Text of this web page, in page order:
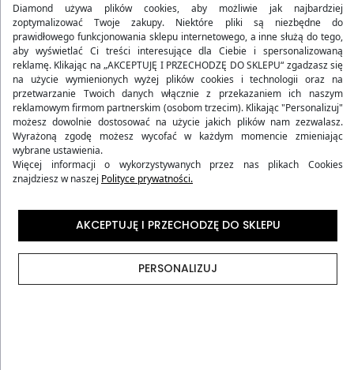
WALIZKA KABINOWA MIĘKKA
Z CODURY CZARNA
99,90 zł
4.97 (157)
PLECAK PODRÓŻNY DO
SAMOLOTU 2W1 KABINOWY
B604 CZARNY
149,90 zł
Wcześniej229,90 zł -35%
Diamond używa plików cookies, aby możliwie jak najbardziej
zoptymalizować Twoje zakupy. Niektóre pliki są niezbędne do
prawidłowego funkcjonowania sklepu internetowego, a inne służą do tego,
aby wyświetlać Ci treści interesujące dla Ciebie i spersonalizowaną
reklamę. Klikając na „AKCEPTUJĘ I PRZECHODZĘ DO SKLEPU“ zgadzasz się
na użycie wymienionych wyżej plików cookies i technologii oraz na
przetwarzanie Twoich danych włącznie z przekazaniem ich naszym
reklamowym firmom partnerskim (osobom trzecim). Klikając "Personalizuj"
możesz dowolnie dostosować na użycie jakich plików nam zezwalasz.
Wyrażoną zgodę możesz wycofać w każdym momencie zmieniając
wybrane ustawienia.
Więcej informacji o wykorzystywanych przez nas plikach Cookies
znajdziesz w naszej Polityce prywatności.
AKCEPTUJĘ I PRZECHODZĘ DO SKLEPU
PERSONALIZUJ